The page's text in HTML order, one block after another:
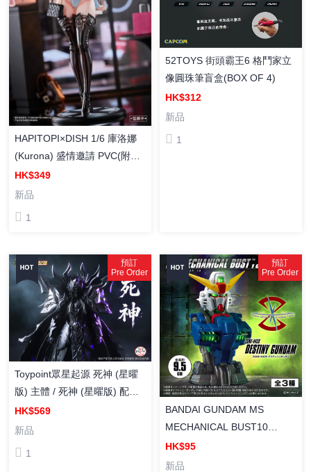
HAPITOPI×DISH 1/6 庫洛娜
(Kurona) 盛情邀請 PVC(附特
典:原画光栅画*1)
HK$349
新品
1
52TOYS 街頭霸王6 格鬥家立
像圓珠筆盲盒(BOX OF 4)
HK$312
新品
1
預訂
Pre Order
Toypoint眾星起源 死神 (星曜
版) 主體 / 死神 (星曜版) 配件
包 合金成品 可動人偶 特典
HK$569
新品
1
預訂
Pre Order
BANDAI GUNDAM MS
MECHANICAL BUST10
DESTINY GUNDAM 機動戰士
高達 胸像 10 命運高達 (SET
HK$95
新品